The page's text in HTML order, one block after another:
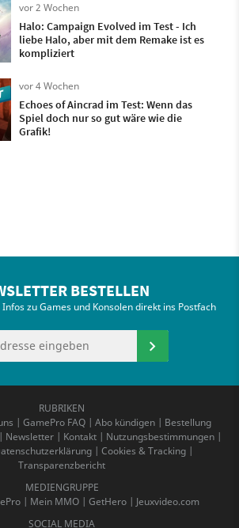
vor 2 Wochen
Halo: Campaign Evolved im Test - Ich
liebe Halo, aber mit dem Remake ist es
kompliziert
vor 4 Wochen
Echoes of Aincrad im Test: Wenn das
Spiel doch nur so gut wäre wie die
Grafik!
BESTELLEN
zu Games und Konsolen direkt ins Postfach
RUBRIKEN
| GamePro FAQ| Abo kündigen| Bestellung
| Newsletter | Kontakt | Nutzungsbestimmungen |
| Cookies & Tracking|
Transparenzbericht
MEDIENGRUPPE
| Mein MMO | GetHero | Jeuxvideo.com
SOCIAL MEDIA